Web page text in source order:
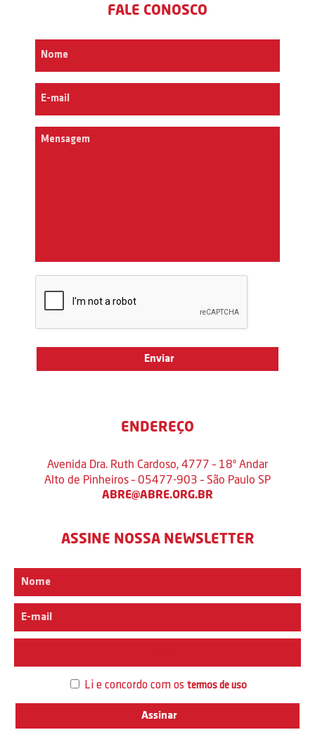
FALE CONOSCO
ENDEREÇO
Avenida Dra. Ruth Cardoso, 4777 – 18º Andar
Alto de Pinheiros – 05477-903 – São Paulo SP
ABRE@ABRE.ORG.BR
ASSINE NOSSA NEWSLETTER
Li e concordo com os termos de uso